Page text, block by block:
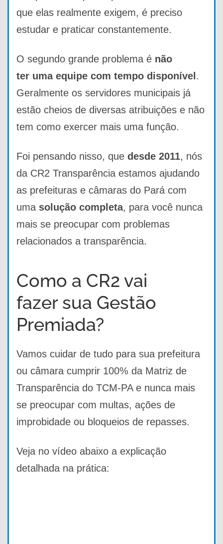
que elas realmente exigem, é preciso
estudar e praticar constantemente.
O segundo grande problema é não
ter uma equipe com tempo disponível .
Geralmente os servidores municipais já
estão cheios de diversas atribuições e não
tem como exercer mais uma função.
Foi pensando nisso, que desde 2011, nós
da CR2 Transparência estamos ajudando
as prefeituras e câmaras do Pará com
uma solução completa, para você nunca
mais se preocupar com problemas
relacionados a transparência.
Como a CR2 vai
fazer sua Gestão
Premiada?
Vamos cuidar de tudo para sua prefeitura
ou câmara cumprir 100% da Matriz de
Transparência do TCM-PA e nunca mais
se preocupar com multas, ações de
improbidade ou bloqueios de repasses.
Veja no vídeo abaixo a explicação
detalhada na prática: